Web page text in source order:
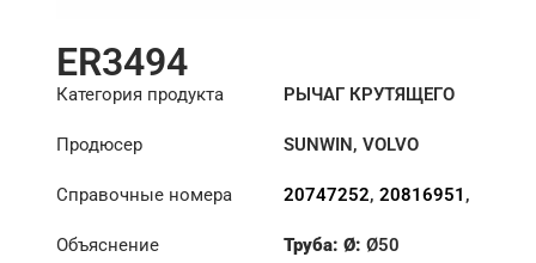
ER3494
Категория продукта
РЫЧАГ КРУТЯЩЕГО
Продюсер
SUNWIN , VOLVO
Справочные номера 20747252, 20816951 ,
70211660
Объяснение Труба: Ø: Ø50